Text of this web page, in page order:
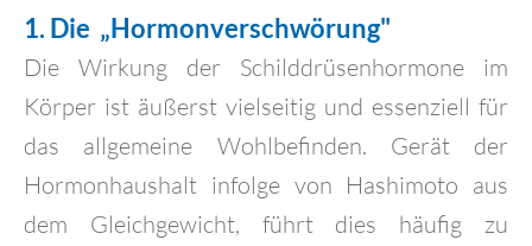
1. Die „Hormonverschwörung"
Die Wirkung der Schilddrüsenhormone im
Körper ist äußerst vielseitig und essenziell für
das allgemeine Wohlbefinden. Gerät der
Hormonhaushalt infolge von Hashimoto aus
dem Gleichgewicht, führt dies häufig zu